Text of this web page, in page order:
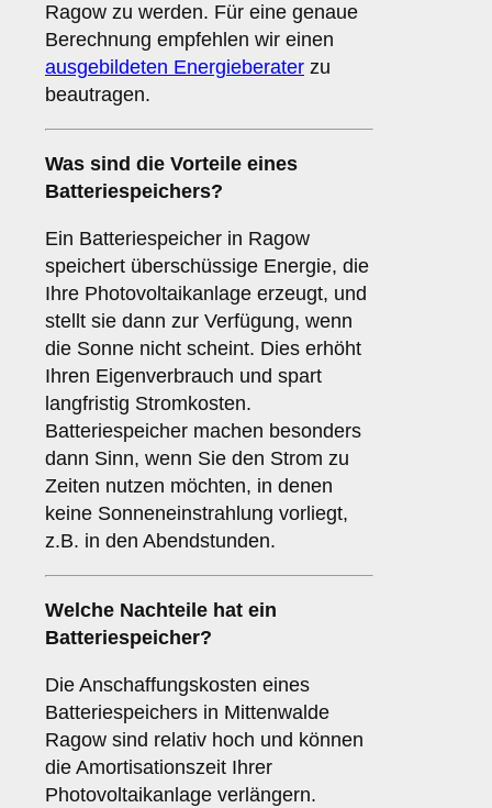
Ragow zu werden. Für eine genaue
Berechnung empfehlen wir einen
ausgebildeten Energieberater zu
beautragen.
Was sind die Vorteile eines
Batteriespeichers?
Ein Batteriespeicher in Ragow
speichert überschüssige Energie, die
Ihre Photovoltaikanlage erzeugt, und
stellt sie dann zur Verfügung, wenn
die Sonne nicht scheint. Dies erhöht
Ihren Eigenverbrauch und spart
langfristig Stromkosten.
Batteriespeicher machen besonders
dann Sinn, wenn Sie den Strom zu
Zeiten nutzen möchten, in denen
keine Sonneneinstrahlung vorliegt,
z.B. in den Abendstunden.
Welche Nachteile hat ein
Batteriespeicher?
Die Anschaffungskosten eines
Batteriespeichers in Mittenwalde
Ragow sind relativ hoch und können
die Amortisationszeit Ihrer
Photovoltaikanlage verlängern.